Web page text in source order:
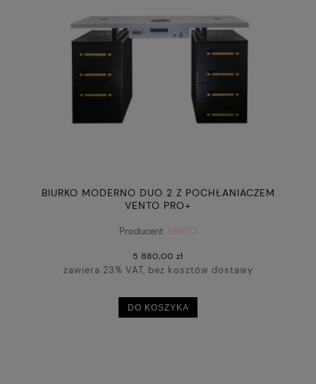
BIURKO MODERNO DUO 2 Z POCHŁANIACZEM
VENTO PRO+
Producent: VENTO
5 880,00 zł
zawiera 23% VAT, bez kosztów dostawy
DO KOSZYKA